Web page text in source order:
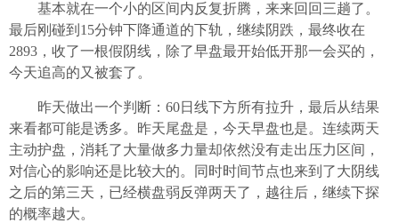
基本就在一个小的区间内反复折腾，来来回回三趟了。
最后刚碰到15分钟下降通道的下轨，继续阴跌，最终收在
2893，收了一根假阴线，除了早盘最开始低开那一会买的，
今天追高的又被套了。
昨天做出一个判断：60日线下方所有拉升，最后从结果
来看都可能是诱多。昨天尾盘是，今天早盘也是。连续两天
主动护盘，消耗了大量做多力量却依然没有走出压力区间，
对信心的影响还是比较大的。同时时间节点也来到了大阴线
之后的第三天，已经横盘弱反弹两天了，越往后，继续下探
的概率越大。